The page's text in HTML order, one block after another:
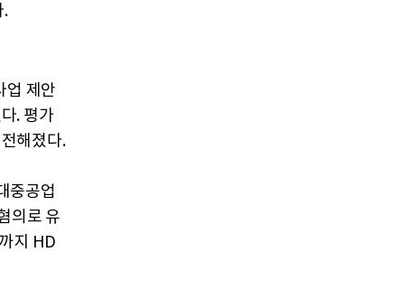
.
업 제안
. 평가
해졌다.
중공업
의로 유
지 HD